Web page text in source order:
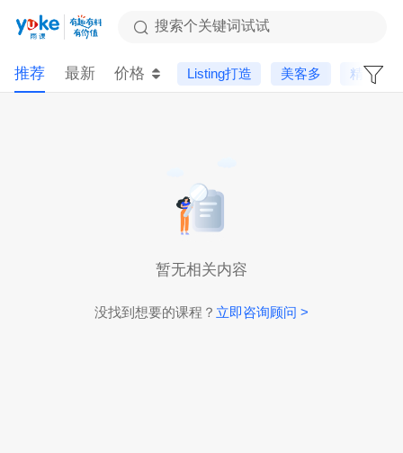
搜索个关键词试试
推荐 最新 价格 Listing打造 美客多 精品课
暂无相关内容
没找到想要的课程？ 立即咨询顾问 >